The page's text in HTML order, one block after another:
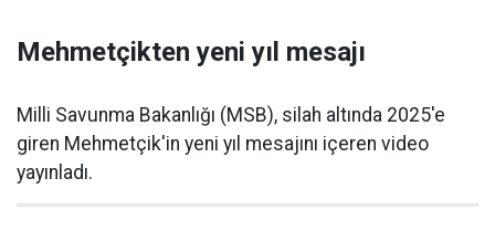
Mehmetçikten yeni yıl mesajı
Milli Savunma Bakanlığı (MSB), silah altında 2025'e
giren Mehmetçik'in yeni yıl mesajını içeren video
yayınladı.